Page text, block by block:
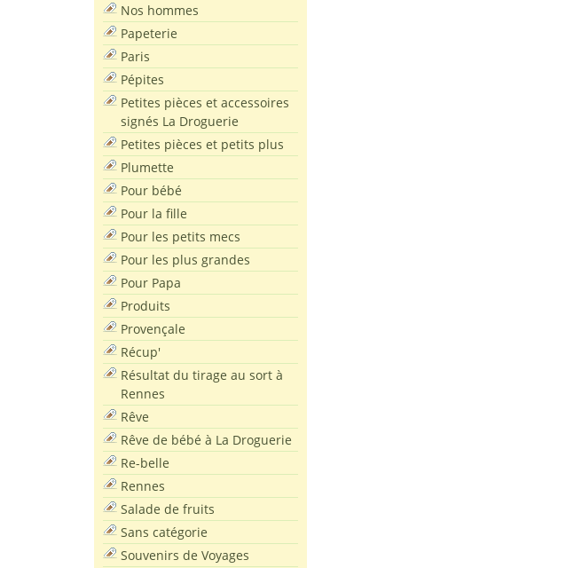
Nos hommes
Papeterie
Paris
Pépites
Petites pièces et accessoires
signés La Droguerie
Petites pièces et petits plus
Plumette
Pour bébé
Pour la fille
Pour les petits mecs
Pour les plus grandes
Pour Papa
Produits
Provençale
Récup'
Résultat du tirage au sort à
Rennes
Rêve
Rêve de bébé à La Droguerie
Re-belle
Rennes
Salade de fruits
Sans catégorie
Souvenirs de Voyages